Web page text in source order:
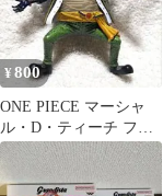
¥800
ONE PIECE マーシャ
ル・D・ティーチ フィ
ギュア